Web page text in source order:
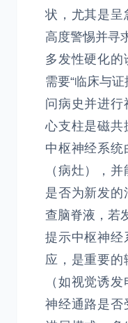
状，尤其是呈
高度警惕并寻
多发性硬化的
需要“临床与
问病史并进行
心支柱是磁共
中枢神经系统
（病灶），
是否为新发的
查脑脊液，若
提示中枢神经
应，是重要的
（如视觉诱
神经通路是否